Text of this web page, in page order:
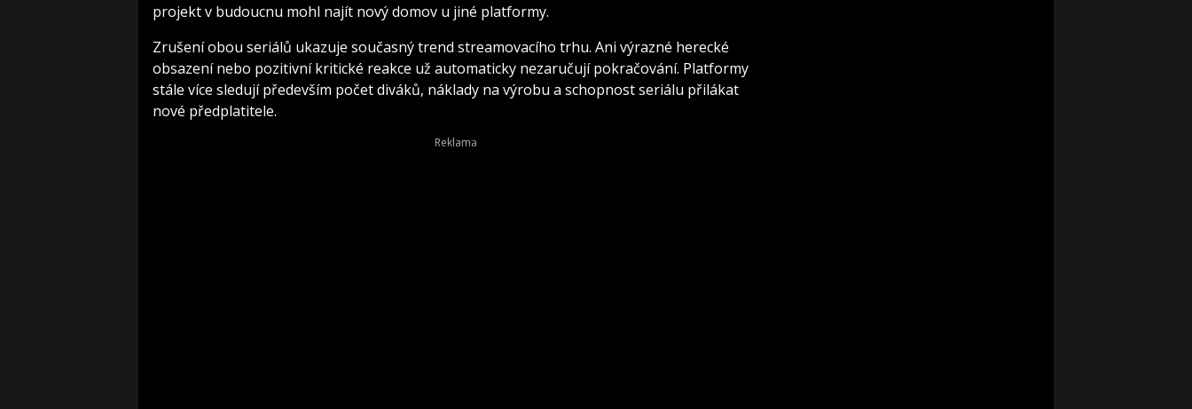
projekt v budoucnu mohl najít nový domov u jiné platformy.
Zrušení obou seriálů ukazuje současný trend streamovacího trhu. Ani výrazné herecké
obsazení nebo pozitivní kritické reakce už automaticky nezaručují pokračování. Platformy
stále více sledují především počet diváků, náklady na výrobu a schopnost seriálu přilákat
nové předplatitele.